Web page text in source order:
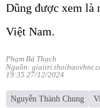
Dũng được xem là
Việt Nam.
Phạm Bá Thạch
Nguồn:
19:35 27/12/2024
Nguyễn Thành Chung